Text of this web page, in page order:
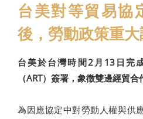
台美對等貿易協
後，勞動政策重
台美於台灣時間2月13日完
（ART）簽署，象徵雙邊經貿合
為因應協定中對勞動人權與供